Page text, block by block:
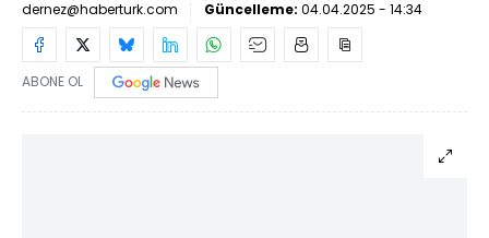
dernez@haberturk.com
Güncelleme: 04.04.2025 - 14:34
ABONE OL